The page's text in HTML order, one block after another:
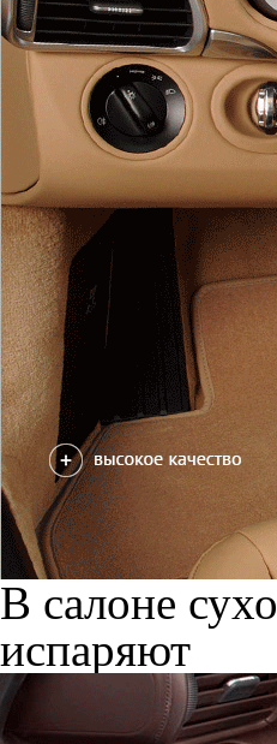
В салоне сухо
испаряют